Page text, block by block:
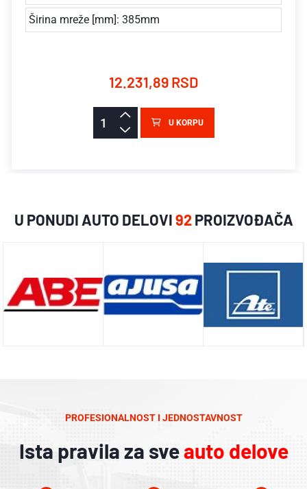
Širina mreže [mm]: 385mm
12.231,89 RSD
U KORPU
U PONUDI AUTO DELOVI92PROIZVOĐAČA
PROFESIONALNOST I JEDNOSTAVNOST
Ista pravila za sveauto delove